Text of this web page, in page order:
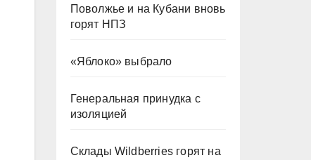
Поволжье и на Кубани вновь
горят НПЗ
«Яблоко» выбрало
Генеральная принудка с
изоляцией
Склады Wildberries горят на